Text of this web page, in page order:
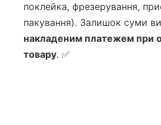
поклейка, фрезерування,
пакування). Залишок суми
накладеним платежем при
товару. ✅